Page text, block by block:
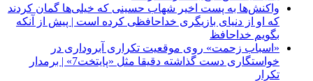
واکنش‌ها به پست اخیر شهاب حسینی که خیلی‌ها گمان کردند
که او از دنیای بازیگری خداحافظی کرده است | پیش از آنکه
بگویم خداحافظ
«اسباب زحمت» روی موقعیت تکراری آبروداری در
خواستگاری دست گذاشته دقیقا مثل «پایتخت7» | برمدار
تکرار